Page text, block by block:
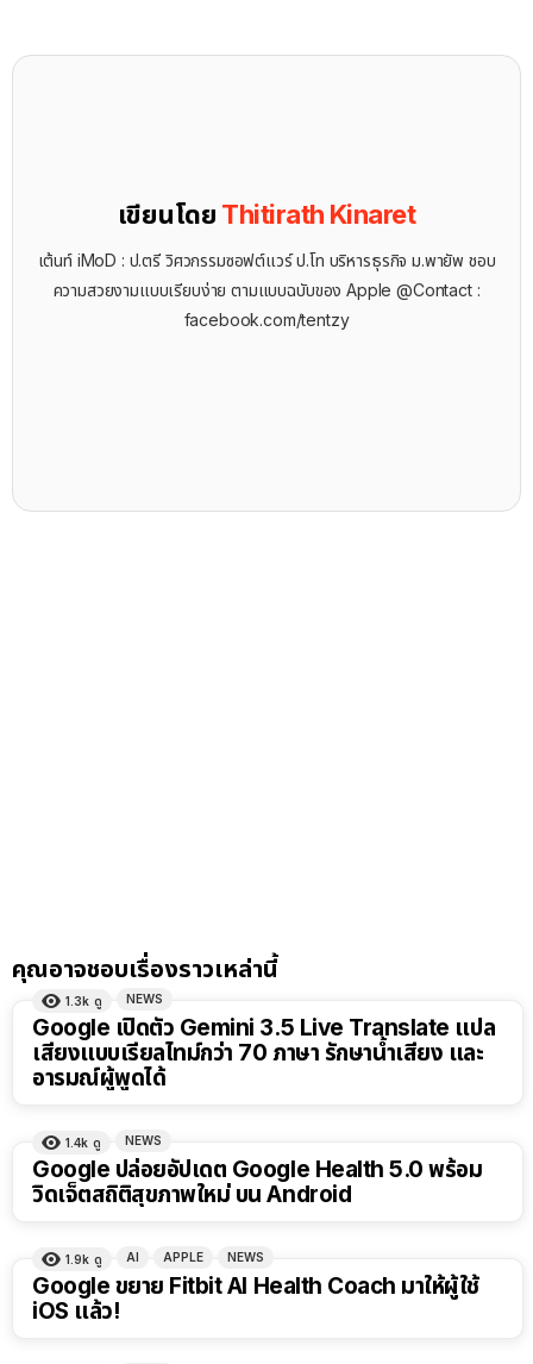
เขียนโดย Thitirath Kinaret
เต้นท์ iMoD : ป.ตรี วิศวกรรมซอฟต์แวร์ ป.โท บริหารธุรกิจ ม.พายัพ ชอบ
ความสวยงามแบบเรียบง่าย ตามแบบฉบับของ Apple @Contact :
facebook.com/tentzy
คุณอาจชอบเรื่องราวเหล่านี้
1.3k ดู NEWS
Google เปิดตัว Gemini 3.5 Live Translate แปล
เสียงแบบเรียลไทม์กว่า 70 ภาษา รักษาน้ำเสียง และ
อารมณ์ผู้พูดได้
1.4k ดู NEWS
Google ปล่อยอัปเดต Google Health 5.0 พร้อม
วิดเจ็ตสถิติสุขภาพใหม่ บน Android
1.9k ดู AI APPLE NEWS
Google ขยาย Fitbit AI Health Coach มาให้ผู้ใช้
iOS แล้ว!